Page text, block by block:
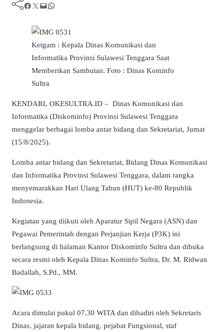
Facebook Twitter Mail WhatsApp
Ketgam : Kepala Dinas Komunikasi dan
Informatika Provinsi Sulawesi Tenggara Saat
Memberikan Sambutan. Foto : Dinas Kominfo
Sultra
KENDARI, OKESULTRA.ID – Dinas Komunikasi dan
Informatika (Diskominfo) Provinsi Sulawesi Tenggara
menggelar berbagai lomba antar bidang dan Sekretariat, Jumat
(15/8/2025).
Lomba antar bidang dan Sekretariat, Bidang Dinas Komunikasi
dan Informatika Provinsi Sulawesi Tenggara, dalam rangka
menyemarakkan Hari Ulang Tahun (HUT) ke-80 Republik
Indonesia.
Kegiatan yang diikuti oleh Aparatur Sipil Negara (ASN) dan
Pegawai Pemerintah dengan Perjanjian Kerja (P3K) ini
berlangsung di halaman Kantor Diskominfo Sultra dan dibuka
secara resmi oleh Kepala Dinas Kominfo Sultra, Dr. M. Ridwan
Badallah, S.Pd., MM.
Acara dimulai pukul 07.30 WITA dan dihadiri oleh Sekretaris
Dinas, jajaran kepala bidang, pejabat Fungsional, staf